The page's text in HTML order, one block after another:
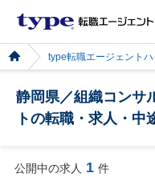
type転職エージェントハ
静岡県／組織コンサ
トの転職・求人・中
公開中の求人 1 件